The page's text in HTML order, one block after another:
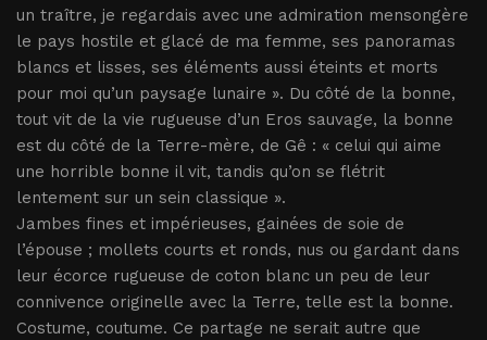
un traître, je regardais avec une admiration mensongère
le pays hostile et glacé de ma femme, ses panoramas
blancs et lisses, ses éléments aussi éteints et morts
pour moi qu’un paysage lunaire ». Du côté de la bonne,
tout vit de la vie rugueuse d’un Eros sauvage, la bonne
est du côté de la Terre-mère, de Gê : « celui qui aime
une horrible bonne il vit, tandis qu’on se flétrit
lentement sur un sein classique ».
Jambes fines et impérieuses, gainées de soie de
l’épouse ; mollets courts et ronds, nus ou gardant dans
leur écorce rugueuse de coton blanc un peu de leur
connivence originelle avec la Terre, telle est la bonne.
Costume, coutume. Ce partage ne serait autre que